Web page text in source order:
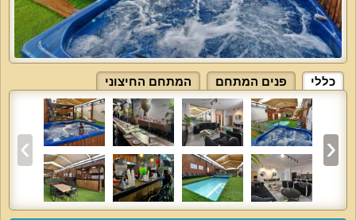
כללי פנים המתחם המתחם החיצוני